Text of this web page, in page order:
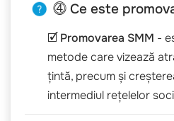
⓸ Ce este
🗹Promovarea SMM -
metode care vizează
țintă, precum și
intermediul rețelelor